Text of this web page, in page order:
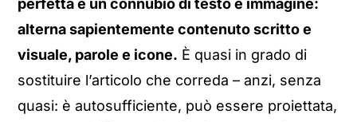
perfetta è un connubio di testo e immagine:
alterna sapientemente contenuto scritto e
visuale, parole e icone. È quasi in grado di
sostituire l’articolo che correda – anzi, senza
quasi: è autosufficiente, può essere proiettata,